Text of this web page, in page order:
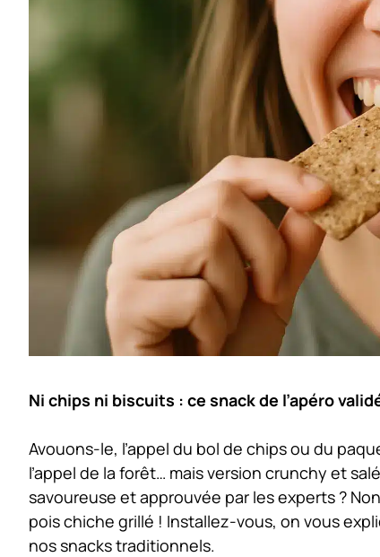
Ni chips ni biscuits : ce snack de l’apéro
Avouons-le, l’appel du bol de chips ou du
l’appel de la forêt… mais version crunchy et
savoureuse et approuvée par les experts ?
pois chiche grillé ! Installez-vous, on vous
nos snacks traditionnels.